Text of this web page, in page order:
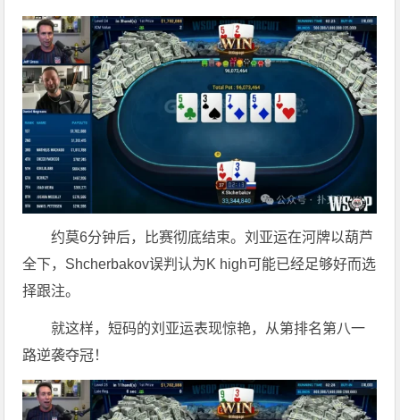
约莫6分钟后，比赛彻底结束。刘亚运在河牌以葫芦
全下，Shcherbakov误判认为K high可能已经足够好而选
择跟注。
就这样，短码的刘亚运表现惊艳，从第排名第八一
路逆袭夺冠！